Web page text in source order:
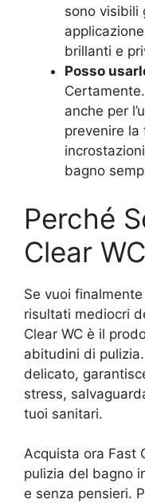
sono visibili
brillanti e
Posso
anche per
prevenire la
bagno
Perché
Clear WC
Se vuoi
risultati mediocri
Clear WC è il
abitudini di
delicato,
stress,
tuoi sanitari.
Acquista ora Fast
pulizia del bagno
e senza pensieri.